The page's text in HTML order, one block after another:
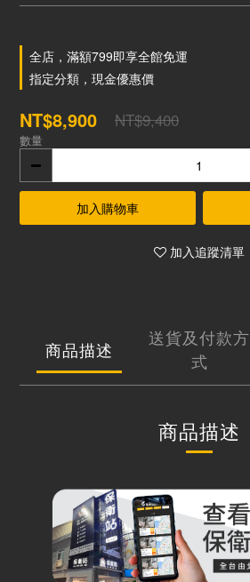
全店，滿額799即享全館免運
指定分類，現金優惠價
NT$8,900 NT$9,400
數量
加入購物車
加入追蹤清單
商品描述
送貨及付款方
式
商品描述